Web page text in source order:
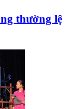
thường lệ